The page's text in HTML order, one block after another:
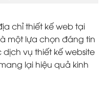
chỉ thiết kế web tại
một lựa chọn đáng tin
vụ thiết kế website
lại hiệu quả kinh